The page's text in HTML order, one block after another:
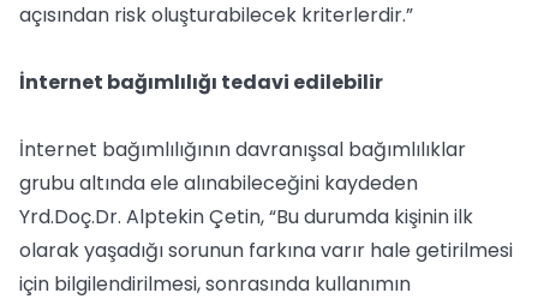
açısından risk oluşturabilecek kriterlerdir.”
İnternet bağımlılığı tedavi edilebilir
İnternet bağımlılığının davranışsal bağımlılıklar
grubu altında ele alınabileceğini kaydeden
Yrd.Doç.Dr. Alptekin Çetin, “Bu durumda kişinin ilk
olarak yaşadığı sorunun farkına varır hale getirilmesi
için bilgilendirilmesi, sonrasında kullanımın